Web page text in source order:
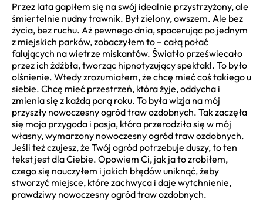
Przez lata gapiłem się na swój idealnie przystrzyżony, ale
śmiertelnie nudny trawnik. Był zielony, owszem. Ale bez
życia, bez ruchu. Aż pewnego dnia, spacerując po jednym
z miejskich parków, zobaczyłem to – całą połać
falujących na wietrze miskantów. Światło przeświecało
przez ich źdźbła, tworząc hipnotyzujący spektakl. To było
olśnienie. Wtedy zrozumiałem, że chcę mieć coś takiego u
siebie. Chcę mieć przestrzeń, która żyje, oddycha i
zmienia się z każdą porą roku. To była wizja na mój
przyszły nowoczesny ogród traw ozdobnych. Tak zaczęła
się moja przygoda i pasja, która przerodziła się w mój
własny, wymarzony nowoczesny ogród traw ozdobnych.
Jeśli też czujesz, że Twój ogród potrzebuje duszy, to ten
tekst jest dla Ciebie. Opowiem Ci, jak ja to zrobiłem,
czego się nauczyłem i jakich błędów uniknąć, żeby
stworzyć miejsce, które zachwyca i daje wytchnienie,
prawdziwy nowoczesny ogród traw ozdobnych.